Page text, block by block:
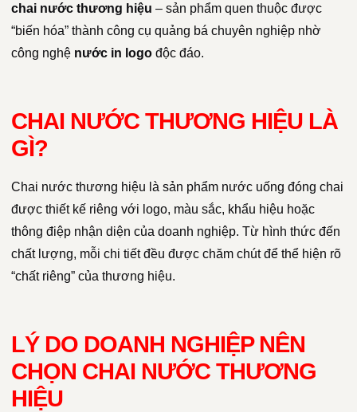
chai nước thương hiệu – sản phẩm quen thuộc được
“biến hóa” thành công cụ quảng bá chuyên nghiệp nhờ
công nghệ nước in logo độc đáo.
CHAI NƯỚC THƯƠNG HIỆU LÀ
GÌ?
Chai nước thương hiệu là sản phẩm nước uống đóng chai
được thiết kế riêng với logo, màu sắc, khẩu hiệu hoặc
thông điệp nhận diện của doanh nghiệp. Từ hình thức đến
chất lượng, mỗi chi tiết đều được chăm chút để thể hiện rõ
“chất riêng” của thương hiệu.
LÝ DO DOANH NGHIỆP NÊN
CHỌN CHAI NƯỚC THƯƠNG
HIỆU